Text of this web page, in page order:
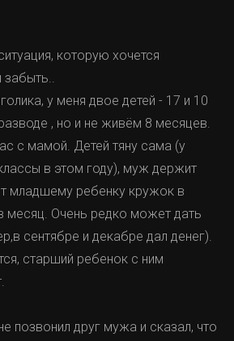
которую хочется
забыть..
у меня двое детей - 17 и 10
, но и не живём 8 месяцев.
с мамой. Детей тяну сама (у
в этом году), муж держит
младшему ребенку кружок в
месяц. Очень редко может дать
сентябре и декабре дал денег).
старший ребенок с ним
позвонил друг мужа и сказал, что